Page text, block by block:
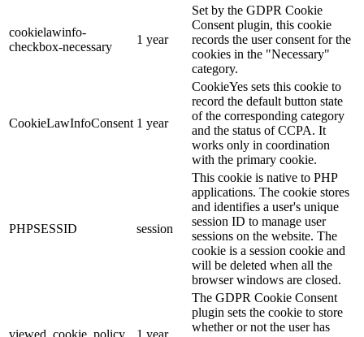
cookielawinfo-
checkbox-necessary
1 year
Set by the GDPR Cookie
Consent plugin, this cookie
records the user consent for the
cookies in the "Necessary"
category.
CookieLawInfoConsent 1 year
CookieYes sets this cookie to
record the default button state
of the corresponding category
and the status of CCPA. It
works only in coordination
with the primary cookie.
PHPSESSID session
This cookie is native to PHP
applications. The cookie stores
and identifies a user's unique
session ID to manage user
sessions on the website. The
cookie is a session cookie and
will be deleted when all the
browser windows are closed.
viewed_cookie_policy 1 year
The GDPR Cookie Consent
plugin sets the cookie to store
whether or not the user has